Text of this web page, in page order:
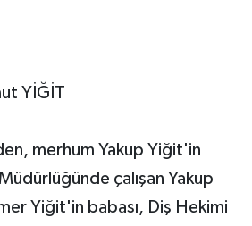
YİĞİT
merhum Yakup Yiğit'in
çalışan Yakup
Yiğit'in babası, Diş Hekimi